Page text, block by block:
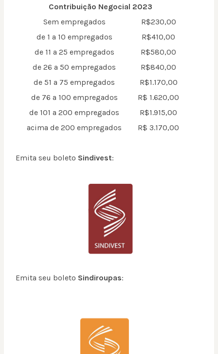
Contribuição Negocial 2023
Sem empregados
R$230,00
de 1 a 10 empregados
R$410,00
de 11 a 25 empregados
R$580,00
de 26 a 50 empregados
R$840,00
de 51 a 75 empregados
R$1.170,00
de 76 a 100 empregados
R$ 1.620,00
de 101 a 200 empregados
R$1.915,00
acima de 200 empregados
R$ 3.170,00
Emita seu boleto Sindivest:
Emita seu boleto Sindiroupas: